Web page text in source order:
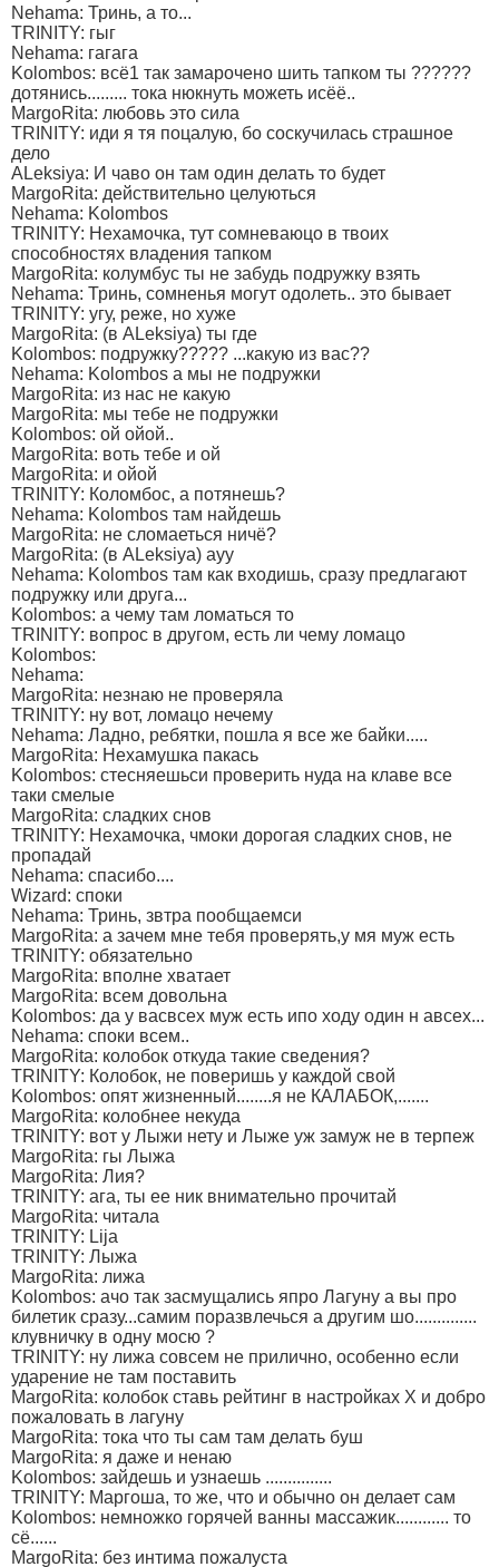
Nehama: Тринь, а то...
TRINITY: гыг
Nehama: гагага
Kolombos: всё1 так замарочено шить тапком ты ??????
дотянись......... тока нюкнуть можеть исёё..
MargoRita: любовь это сила
TRINITY: иди я тя поцалую, бо соскучилась страшное
дело
ALeksiya: И чаво он там один делать то будет
MargoRita: действительно целуються
Nehama: Kolombos
TRINITY: Нехамочка, тут сомневаюцо в твоих
способностях владения тапком
MargoRita: колумбус ты не забудь подружку взять
Nehama: Тринь, сомненья могут одолеть.. это бывает
TRINITY: угу, реже, но хуже
MargoRita: (в ALeksiya) ты где
Kolombos: подружку????? ...какую из вас??
Nehama: Kolombos а мы не подружки
MargoRita: из нас не какую
MargoRita: мы тебе не подружки
Kolombos: ой ойой..
MargoRita: воть тебе и ой
MargoRita: и ойой
TRINITY: Коломбос, а потянешь?
Nehama: Kolombos там найдешь
MargoRita: не сломаеться ничё?
MargoRita: (в ALeksiya) ауу
Nehama: Kolombos там как входишь, сразу предлагают
подружку или друга...
Kolombos: а чему там ломаться то
TRINITY: вопрос в другом, есть ли чему ломацо
Kolombos:
Nehama:
MargoRita: незнаю не проверяла
TRINITY: ну вот, ломацо нечему
Nehama: Ладно, ребятки, пошла я все же байки.....
MargoRita: Нехамушка пакась
Kolombos: стесняешьси проверить нуда на клаве все
таки смелые
MargoRita: сладких снов
TRINITY: Нехамочка, чмоки дорогая сладких снов, не
пропадай
Nehama: спасибо....
Wizard: споки
Nehama: Тринь, звтра пообщаемси
MargoRita: а зачем мне тебя проверять,у мя муж есть
TRINITY: обязательно
MargoRita: вполне хватает
MargoRita: всем довольна
Kolombos: да у васвсех муж есть ипо ходу один н авсех...
Nehama: споки всем..
MargoRita: колобок откуда такие сведения?
TRINITY: Колобок, не поверишь у каждой свой
Kolombos: опят жизненный........я не КАЛАБОК,.......
MargoRita: колобнее некуда
TRINITY: вот у Лыжи нету и Лыже уж замуж не в терпеж
MargoRita: гы Лыжа
MargoRita: Лия?
TRINITY: ага, ты ее ник внимательно прочитай
MargoRita: читала
TRINITY: Lija
TRINITY: Лыжа
MargoRita: лижа
Kolombos: ачо так засмущались япро Лагуну а вы про
билетик сразу...самим поразвлечься а другим шо..............
клувничку в одну мосю ?
TRINITY: ну лижа совсем не прилично, особенно если
ударение не там поставить
MargoRita: колобок ставь рейтинг в настройках Х и добро
пожаловать в лагуну
MargoRita: тока что ты сам там делать буш
MargoRita: я даже и ненаю
Kolombos: зайдешь и узнаешь ...............
TRINITY: Маргоша, то же, что и обычно он делает сам
Kolombos: немножко горячей ванны массажик............ то
сё......
MargoRita: без интима пожалуста